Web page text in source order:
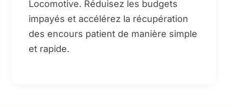
Locomotive. Réduisez les budgets
impayés et accélérez la récupération
des encours patient de manière simple
et rapide.